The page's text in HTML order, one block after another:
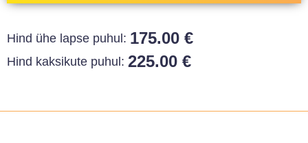
Hind ühe lapse puhul: 175.00 €
Hind kaksikute puhul: 225.00 €